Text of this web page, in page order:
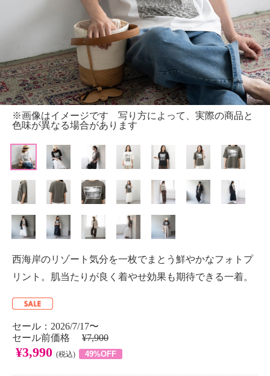
※画像はイメージです 写り方によって、実際の商品と
色味が異なる場合があります
西海岸のリゾート気分を一枚でまとう鮮やかなフォトプ
リント。肌当たりが良く着やせ効果も期待できる一着。
セール：2026/7/17〜
セール前価格 ¥7,900
¥3,990 (税込) 49%OFF